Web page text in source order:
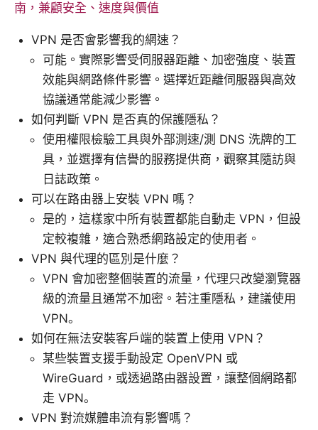
南，兼顧安全、速度與價值
VPN 是否會影響我的網速？
可能。實際影響受伺服器距離、加密強度、裝置
效能與網路條件影響。選擇近距離伺服器與高效
協議通常能減少影響。
如何判斷 VPN 是否真的保護隱私？
使用權限檢驗工具與外部測速/測 DNS 洗牌的工
具，並選擇有信譽的服務提供商，觀察其隨訪與
日誌政策。
可以在路由器上安裝 VPN 嗎？
是的，這樣家中所有裝置都能自動走 VPN，但設
定較複雜，適合熟悉網路設定的使用者。
VPN 與代理的區別是什麼？
VPN 會加密整個裝置的流量，代理只改變瀏覽器
級的流量且通常不加密。若注重隱私，建議使用
VPN。
如何在無法安裝客戶端的裝置上使用 VPN？
某些裝置支援手動設定 OpenVPN 或
WireGuard，或透過路由器設置，讓整個網路都
走 VPN。
VPN 對流媒體串流有影響嗎？